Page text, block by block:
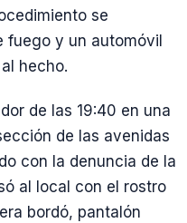
se
fuego y un automóvil
hecho.
de las 19:40 en una
de las avenidas
con la denuncia de la
al local con el rostro
bordó, pantalón